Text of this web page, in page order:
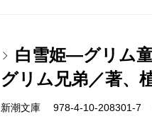
白雪姫―グリム
グリム兄弟／著、
新潮文庫 978-4-10-208301-